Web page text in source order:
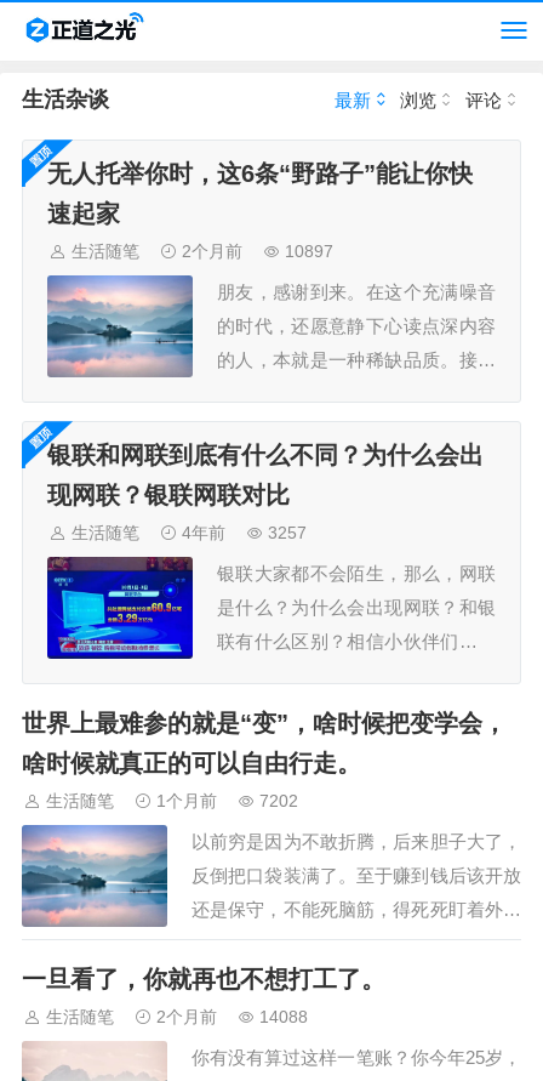
生活杂谈 最新 浏览 评论
无人托举你时，这6条“野路子”能让你快
速起家
生活随笔 2个月前 10897
朋友，感谢到来。在这个充满噪音
的时代，还愿意静下心读点深内容
的人，本就是一种稀缺品质。接下
一。坦白说，这些内容实践价值很
高，写出来也极耗心力。你的选
择，能带走完整、未稀释的观点，
拿去就用。此时我们不是作者与读
者，是价值交换的伙伴。开始前，
先说清几点“伙伴守则”：1、没有
试…
银联和网联到底有什么不同？为什么会出
现网联？银联网联对比
生活随笔 4年前 3257
银联大家都不会陌生，那么，网联
是什么？为什么会出现网联？和银
联有什么区别？相信小伙伴们一定
和银联的详细介绍，感兴趣的小伙
是什么网联的全称叫：非银行支付
机构网络支付清算平台，简称“网
联”。是经中国人民银行批准成立的
非银行支付机构网络支付清算平…
世界上最难参的就是“变”，啥时候把变学会，
啥时候就真正的可以自由行走。
生活随笔 1个月前 7202
以前穷是因为不敢折腾，后来胆子大了，
反倒把口袋装满了。至于赚到钱后该开放
还是保守，不能死脑筋，得死死盯着外面
的风向。形势大好时，你就要大步流星去
抢占地盘；世道变差了，就赶紧收回拳
头，死守住自己的一亩三分地！世界上最
难参的就是“变”，啥时候把变学会，啥时
一旦看了，你就再也不想打工了。
生活随笔 2个月前 14088
你有没有算过这样一笔账？你今年25岁，